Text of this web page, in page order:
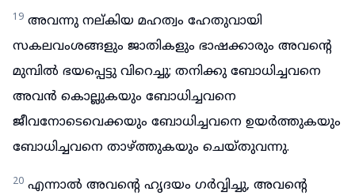
19 അവന്നു നല്കിയ മഹത്വം ഹേതുവായി
സകലവംശങ്ങളും ജാതികളും ഭാഷക്കാരും അവന്റെ
മുമ്പിൽ ഭയപ്പെട്ടു വിറെച്ചു; തനിക്കു ബോധിച്ചവനെ
അവൻ കൊല്ലുകയും ബോധിച്ചവനെ
ജീവനോടെവെക്കയും ബോധിച്ചവനെ ഉയർത്തുകയും
ബോധിച്ചവനെ താഴ്ത്തുകയും ചെയ്തുവന്നു.
20 എന്നാൽ അവന്റെ ഹൃദയം ഗർവ്വിച്ചു, അവന്റെ